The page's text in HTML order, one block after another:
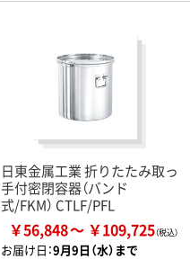
日東金属工業 折りたたみ取っ
手付密閉容器（バンド
式/FKM） CTLF/PFL
￥56,848 ￥109,725
お届け日：9月9日（水）まで